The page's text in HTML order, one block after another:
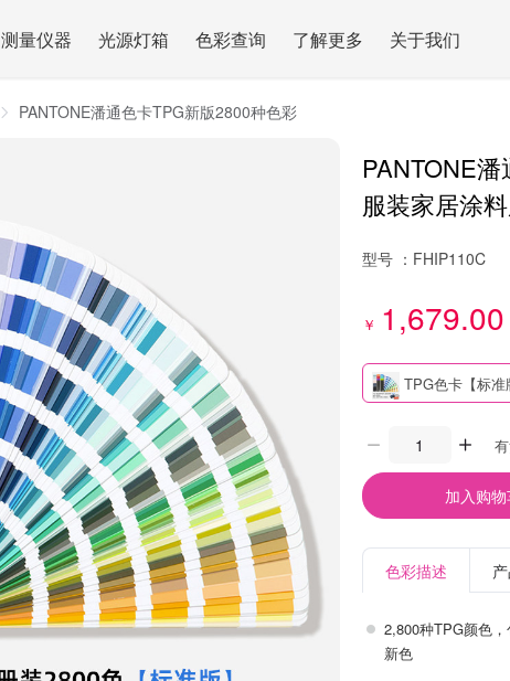
测量仪器 光源灯箱 色彩查询 了解更多 关于我们
PANTONE潘通色卡TPG新版2800种色彩
PANTONE
服装家居涂
型号 ： FHIP110C
￥ 1,679.00
TPG色卡【标准
加入购
色彩描述
2,800种TPG颜色
新色